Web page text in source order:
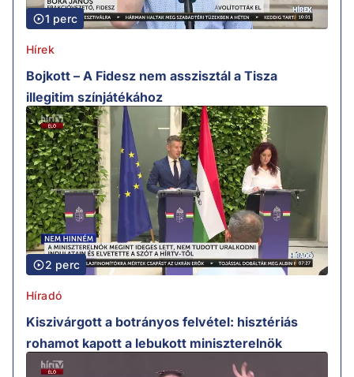
1 perc
Hírek
Bojkott – A Fidesz nem asszisztál a Tisza
illegitim színjátékához
2 perc
Híradó
Kiszivárgott a botrányos felvétel: hisztériás
rohamot kapott a lebukott miniszterelnök